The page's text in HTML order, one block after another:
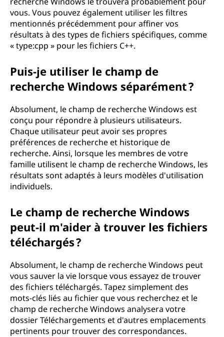
vous. Vous pouvez également utiliser les filtres
mentionnés précédemment pour affiner vos
résultats à des types de fichiers spécifiques, comme
« type:cpp » pour les fichiers C++.
Puis-je utiliser le champ de
recherche Windows séparément ?
Absolument, le champ de recherche Windows est
conçu pour répondre à plusieurs utilisateurs.
Chaque utilisateur peut avoir ses propres
préférences de recherche et historique de
recherche. Ainsi, lorsque les membres de votre
famille utilisent le champ de recherche Windows, les
résultats sont adaptés à leurs modèles d'utilisation
individuels.
Le champ de recherche Windows
peut-il m'aider à trouver les fichiers
téléchargés ?
Absolument, le champ de recherche Windows peut
vous sauver la vie lorsque vous essayez de trouver
des fichiers téléchargés. Tapez simplement des
mots-clés liés au fichier que vous recherchez et le
champ de recherche Windows analysera votre
dossier Téléchargements et d'autres emplacements
pertinents pour trouver des correspondances.